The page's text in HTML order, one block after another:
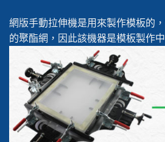
網版手動拉伸機是用來製作模板的
的聚酯網，因此該機器是模板製作